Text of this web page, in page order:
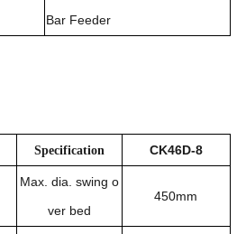
Bar Feeder
Specification CK46D-8
Max. dia. swing o
ver bed
450mm